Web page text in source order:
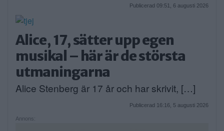
Publicerad 09:51, 6 augusti 2026
Alice, 17, sätter upp egen
musikal – här är de största
utmaningarna
Alice Stenberg är 17 år och har skrivit, […]
Publicerad 16:16, 5 augusti 2026
Annons: